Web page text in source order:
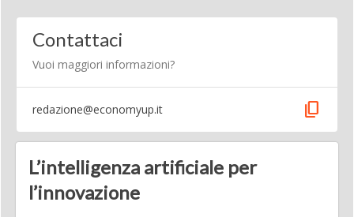
Contattaci
Vuoi maggiori informazioni?
redazione@economyup.it content_copy
L’intelligenza artificiale per
l’innovazione